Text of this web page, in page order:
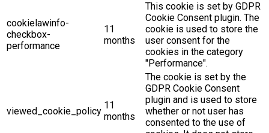
cookielawinfo-
checkbox-
performance
11
months
This cookie is set by GDPR
Cookie Consent plugin. The
cookie is used to store the
user consent for the
cookies in the category
"Performance".
viewed_cookie_policy
11
months
The cookie is set by the
GDPR Cookie Consent
plugin and is used to store
whether or not user has
consented to the use of